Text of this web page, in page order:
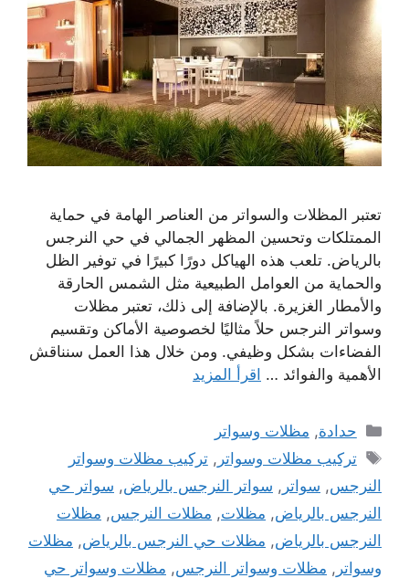
تعتبر المظلات والسواتر من العناصر الهامة في حماية
الممتلكات وتحسين المظهر الجمالي في حي النرجس
بالرياض. تلعب هذه الهياكل دورًا كبيرًا في توفير الظل
والحماية من العوامل الطبيعية مثل الشمس الحارقة
والأمطار الغزيرة. بالإضافة إلى ذلك، تعتبر مظلات
وسواتر النرجس حلاً مثاليًا لخصوصية الأماكن وتقسيم
الفضاءات بشكل وظيفي. ومن خلال هذا العمل سنناقش
الأهمية والفوائد … اقرأ المزيد
التصنيفات
حدادة, مظلات وسواتر
الوسوم
تركيب مظلات وسواتر ,تركيب مظلات وسواتر
النرجس, سواتر , سواتر النرجس بالرياض, سواتر حي
النرجس بالرياض, مظلات, مظلات النرجس, مظلات
النرجس بالرياض, مظلات حي النرجس بالرياض, مظلات
وسواتر , مظلات وسواتر النرجس, مظلات وسواتر حي